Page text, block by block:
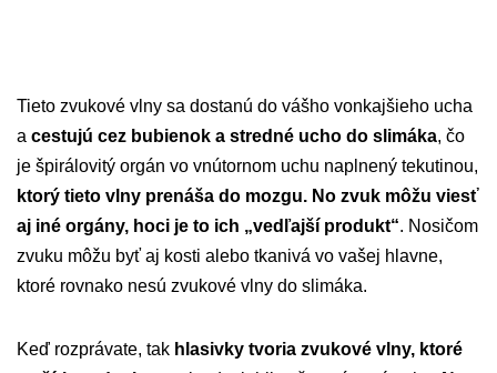
Tieto zvukové vlny sa dostanú do vášho vonkajšieho ucha
a cestujú cez bubienok a stredné ucho do slimáka, čo
je špirálovitý orgán vo vnútornom uchu naplnený tekutinou,
ktorý tieto vlny prenáša do mozgu. No zvuk môžu viesť
aj iné orgány, hoci je to ich „vedľajší produkt“. Nosičom
zvuku môžu byť aj kosti alebo tkanivá vo vašej hlavne,
ktoré rovnako nesú zvukové vlny do slimáka.
Keď rozprávate, tak hlasivky tvoria zvukové vlny, ktoré